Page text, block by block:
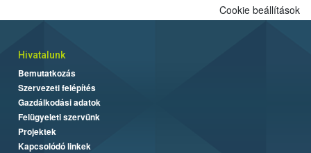
Cookie beállítások
Hivatalunk
Bemutatkozás
Szervezeti felépítés
Gazdálkodási adatok
Felügyeleti szervünk
Projektek
Kapcsolódó linkek